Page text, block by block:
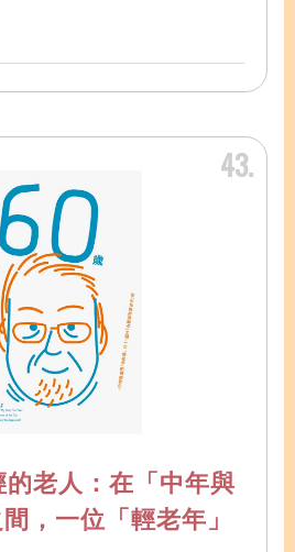
43
老人：在「中年與
，一位「輕老年」